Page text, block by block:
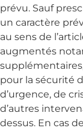
prévu. Sauf
un caractère
au sens de
augmentés
pour la sécurité
d’urgence, de
d’autres
dessus. En cas